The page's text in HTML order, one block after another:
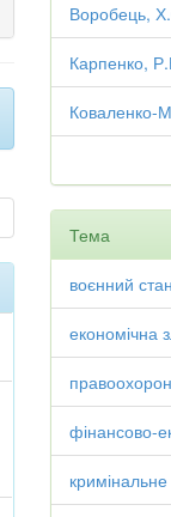
Воробець,
Карпенко,
Коваленко-
Тема
воєнний стан
економічна
фінансово-